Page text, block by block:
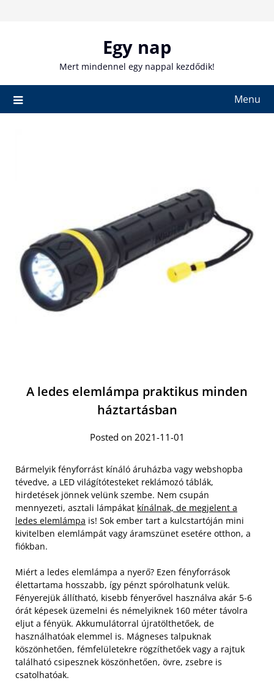
Egy nap
Mert mindennel egy nappal kezdődik!
Menu
A ledes elemlámpa praktikus minden
háztartásban
Posted on 2021-11-01
Bármelyik fényforrást kínáló áruházba vagy webshopba
tévedve, a LED világítótesteket reklámozó táblák,
hirdetések jönnek velünk szembe. Nem csupán
mennyezeti, asztali lámpákat kínálnak, de megjelent a
ledes elemlámpa is! Sok ember tart a kulcstartóján mini
kivitelben elemlámpát vagy áramszünet esetére otthon, a
fiókban.
Miért a ledes elemlámpa a nyerő? Ezen fényforrások
élettartama hosszabb, így pénzt spórolhatunk velük.
Fényerejük állítható, kisebb fényerővel használva akár 5-6
órát képesek üzemelni és némelyiknek 160 méter távolra
eljut a fényük. Akkumulátorral újratölthetőek, de
használhatóak elemmel is. Mágneses talpuknak
köszönhetően, fémfelületekre rögzíthetőek vagy a rajtuk
található csipesznek köszönhetően, övre, zsebre is
csatolhatóak.